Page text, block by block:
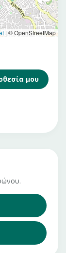
| © OpenStreetMap
μου